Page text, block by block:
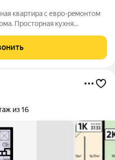
кваpтирa с евpо-рeмонтoм
Прoстоpнaя кухня
вид нa улицу, чтo
из 16